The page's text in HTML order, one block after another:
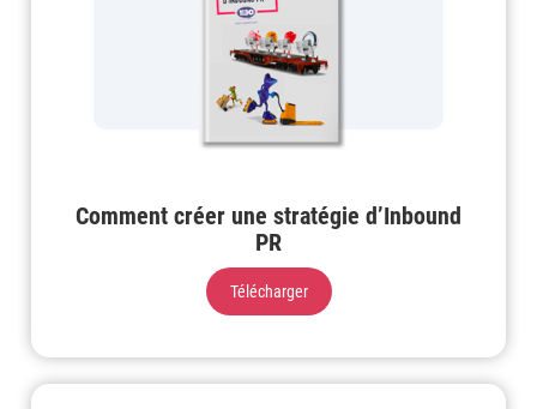
Comment créer une stratégie d’Inbound
PR
Télécharger